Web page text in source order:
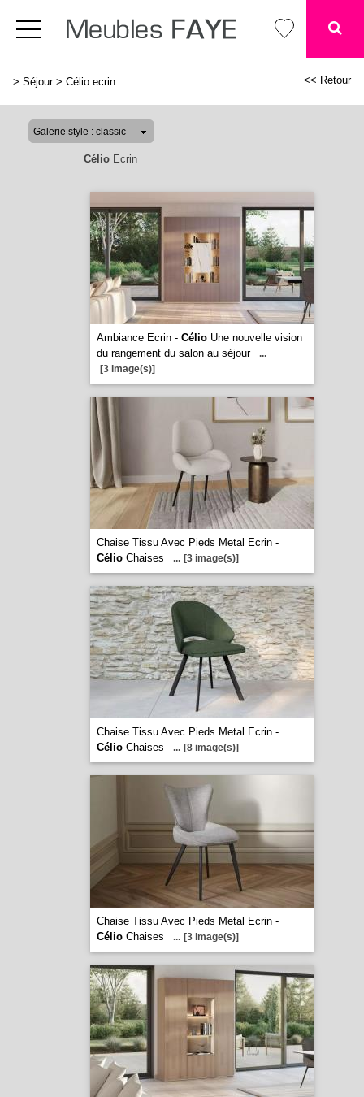
> Séjour> Célio ecrin << Retour
CélioEcrin
Ambiance Ecrin - CélioUne nouvelle vision
du rangement du salon au séjour
...
[3 image(s)]
Chaise Tissu Avec Pieds Metal Ecrin -
CélioChaises ... [3 image(s)]
Chaise Tissu Avec Pieds Metal Ecrin -
CélioChaises ... [8 image(s)]
Chaise Tissu Avec Pieds Metal Ecrin -
CélioChaises ... [3 image(s)]